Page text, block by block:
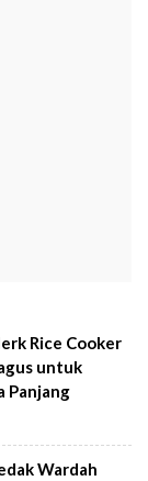
Rice Cooker
untuk
Panjang
Wardah